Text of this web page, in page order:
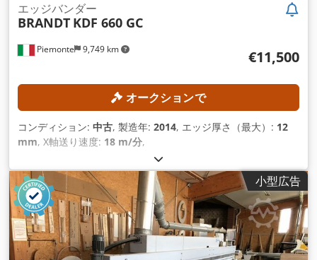
Piemonte 9,749 km
エッジバンダー
BRANDT KDF 660 GC
€11,500
オークションで
コンディション: 中古, 製造年: 2014, エッジ厚さ（最大）: 12
mm, X軸送り速度: 18 m/分,
小型広告